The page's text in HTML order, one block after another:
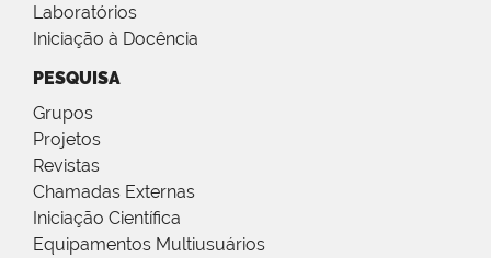
Laboratórios
Iniciação à Docência
PESQUISA
Grupos
Projetos
Revistas
Chamadas Externas
Iniciação Científica
Equipamentos Multiusuários